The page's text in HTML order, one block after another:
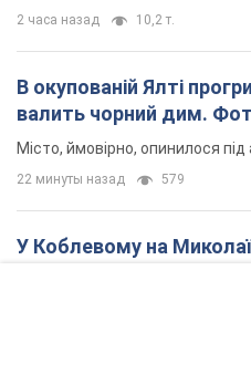
2 часа назад 10,2 т.
В окупованій Ялті
валить чорний дим.
Місто, ймовірно, опинилося
22 минуты назад 579
У Коблевому на